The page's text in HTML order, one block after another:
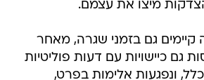
מיצו את עצמם.
קיימים גם בזמני שגרה, מאחר
גם כיישויות עם דעות פוליטיות
ונפגעות אלימות בפרט,